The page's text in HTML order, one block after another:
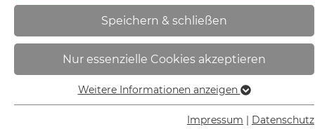
Sie sind hier: Start
Fluchtwegschild -
langnachleuchtend | Notausgang
rechts - 38.0030
Speichern & schließen
Nur essenzielle Cookies akzeptieren
Essenziell
Essenzielle Cookies werden für grundlegende Funktionen
Weitere Informationen anzeigen
Impressum Datenschutz